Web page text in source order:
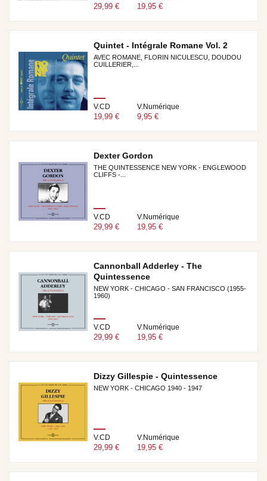
29,99 € 19,95 €
Quintet - Intégrale Romane Vol. 2
AVEC ROMANE, FLORIN NICULESCU, DOUDOU
CUILLERIER,...
V.CD
19,99 €
V.Numérique
9,95 €
Dexter Gordon
THE QUINTESSENCE NEW YORK - ENGLEWOOD
CLIFFS -...
V.CD
29,99 €
V.Numérique
19,95 €
Cannonball Adderley - The
Quintessence
NEW YORK - CHICAGO - SAN FRANCISCO (1955-
1960)
V.CD
29,99 €
V.Numérique
19,95 €
Dizzy Gillespie - Quintessence
NEW YORK - CHICAGO 1940 - 1947
V.CD
29,99 €
V.Numérique
19,95 €